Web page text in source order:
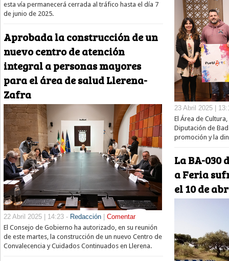
esta vía permanecerá cerrada al tráfico hasta el día 7
de junio de 2025.
Aprobada la construcción de un
nuevo centro de atención
integral a personas mayores
para el área de salud Llerena-
Zafra
22 Abril 2025 | 14:23 - Redacción| Comentar
El Consejo de Gobierno ha autorizado, en su reunión
de este martes, la construcción de un nuevo Centro de
Convalecencia y Cuidados Continuados en Llerena.
23 Abril 2025 |
El Área de
Diputación de
promoción y la
La BA-030
a Feria
el 10 de